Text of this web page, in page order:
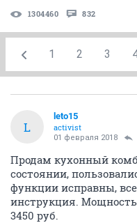
1304460 832
1 2 3
L
leto15
activist
01 февраля 2018
Продам кухонный
состоянии,
функции исправны,
инструкция. Мощность
3450 руб.